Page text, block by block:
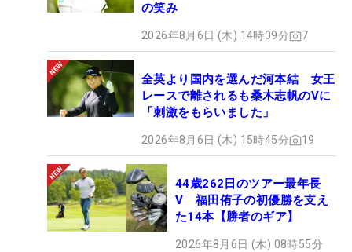
の笑み
2026年8月6日 (木) 14時09分 7
全英より国内を選んだ河本結 女王
レースで離されるも桑木志帆のVに
「刺激をもらいました」
2026年8月6日 (木) 15時45分 19
44歳262日のツアー最年長
V 福田侑子の初優勝を支え
た14本【勝者のギア】
2026年8月6日 (木) 08時55分